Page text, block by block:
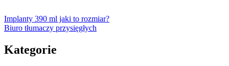
Implanty 390 ml jaki to rozmiar?
Biuro tłumaczy przysięgłych
Kategorie